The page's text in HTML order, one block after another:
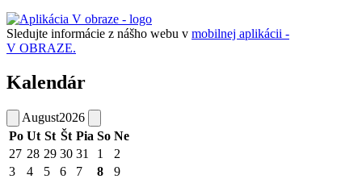
Sledujte informácie z nášho webu v mobilnej aplikácii -
V OBRAZE.
Kalendár
August2026
Po Ut St Št Pia So Ne
27 28 29 30 31 1
2
3
4 5 6 7 8
9